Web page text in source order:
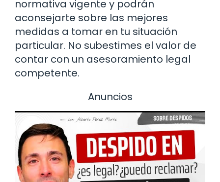
normativa vigente y podrán
aconsejarte sobre las mejores
medidas a tomar en tu situación
particular. No subestimes el valor de
contar con un asesoramiento legal
competente.
Anuncios